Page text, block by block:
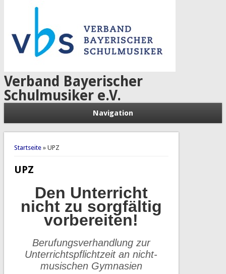
Verband Bayerischer
Schulmusiker e.V.
Navigation
Sie sind hier
Startseite» UPZ
UPZ
Den Unterricht
nicht zu sorgfältig
vorbereiten!
Berufungsverhandlung zur
Unterrichtspflichtzeit an nicht-
musischen Gymnasien